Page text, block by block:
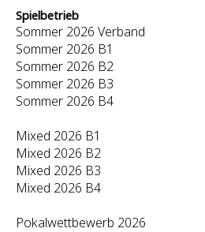
Spielbetrieb
Sommer 2026 Verband
Sommer 2026 B1
Sommer 2026 B2
Sommer 2026 B3
Sommer 2026 B4
Mixed 2026 B1
Mixed 2026 B2
Mixed 2026 B3
Mixed 2026 B4
Pokalwettbewerb 2026